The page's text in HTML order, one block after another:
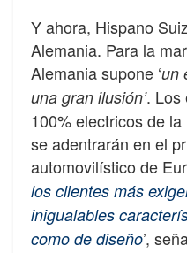
Y ahora, Hispano
Alemania. Para la
Alemania supone ‘un
una gran ilusión’. Los
100% electricos de
se adentrarán en el
automovilístico de
los clientes más
inigualables
como de diseño’,